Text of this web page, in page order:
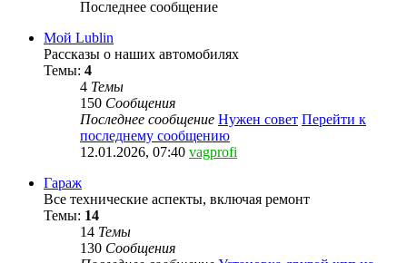
Последнее сообщение
Мой Lublin
Рассказы о наших автомобилях
Темы: 4
4 Темы
150 Сообщения
Последнее сообщение Нужен совет Перейти к
последнему сообщению
12.01.2026, 07:40 vagprofi
Гараж
Все технические аспекты, включая ремонт
Темы: 14
14 Темы
130 Сообщения